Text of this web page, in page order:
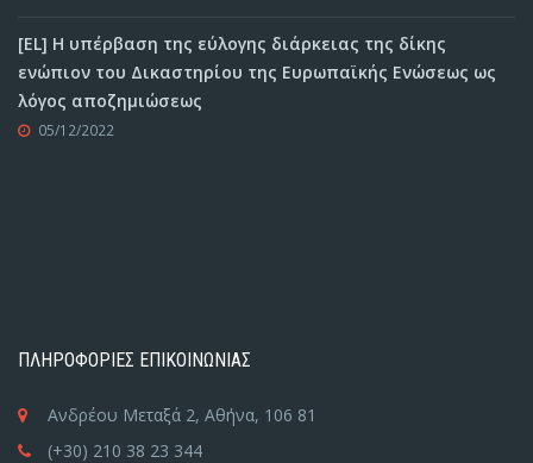
[EL] Η υπέρβαση της εύλογης διάρκειας της δίκης
ενώπιον του Δικαστηρίου της Ευρωπαϊκής Ενώσεως ως
λόγος αποζημιώσεως
05/12/2022
ΠΛΗΡΟΦΟΡΙΕΣ ΕΠΙΚΟΙΝΩΝΙΑΣ
Ανδρέου Μεταξά 2, Αθήνα, 106 81
(+30) 210 38 23 344